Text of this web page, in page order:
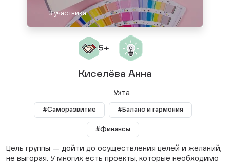
3 участника
Киселёва Анна
Ухта
#Саморазвитие #Баланс и гармония
#Финансы
Цель группы — дойти до осуществления целей и желаний,
не выгорая. У многих есть проекты, которые необходимо